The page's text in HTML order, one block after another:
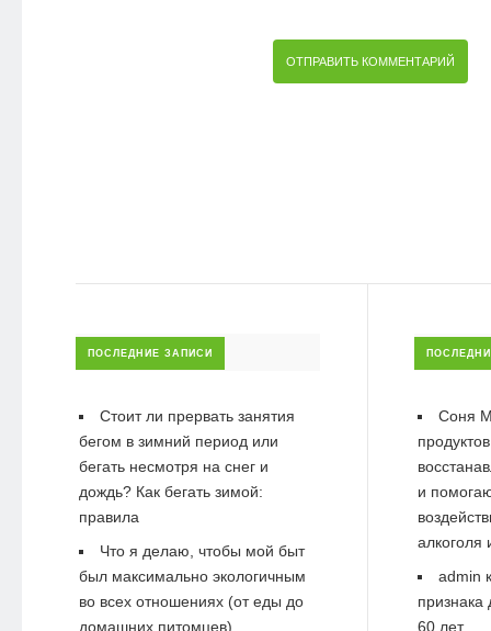
ПОСЛЕДНИЕ ЗАПИСИ
Стоит ли прервать занятия
бегом в зимний период или
бегать несмотря на снег и
дождь? Как бегать зимой:
правила
Что я делаю, чтобы мой быт
был максимально экологичным
во всех отношениях (от еды до
домашних питомцев)
Соня
и
алкоголя
admin
60 лет